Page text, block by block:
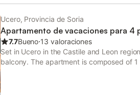
ubicación permite acceder a opciones
San Bartolo y el Hotel - Restaurante El
m. El SPA Cañón del Río Lobos también
acceso a instalaciones de bienestar en
Ucero, Provincia de Soria
Apartamento de vacaciones para 4
7.7Bueno⋅13 valoraciones
Set in Ucero in the Castile and Leon
balcony. The apartment is composed of